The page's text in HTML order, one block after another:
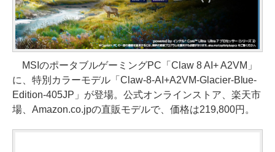
MSIのポータブルゲーミングPC「Claw 8 AI+ A2VM」
に、特別カラーモデル「Claw-8-AI+A2VM-Glacier-Blue-
Edition-405JP」が登場。公式オンラインストア、楽天市
場、Amazon.co.jpの直販モデルで、価格は219,800円。